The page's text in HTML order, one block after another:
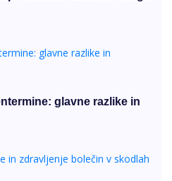
glavne razlike in